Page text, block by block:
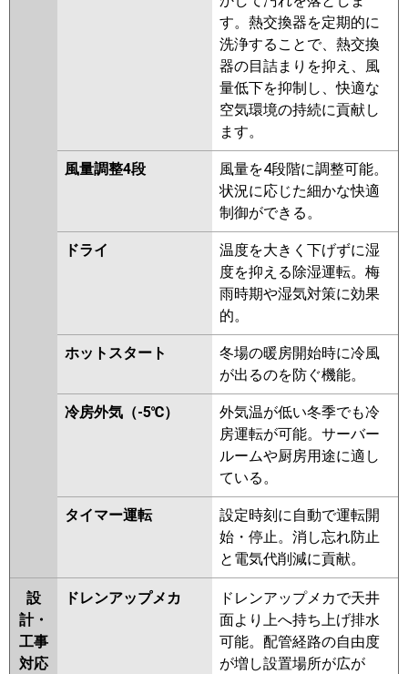
AP280GHW8-kobe RCB-
AP280GHW8 RCB-AP280GHW7-
RCB-AP280GHW7
FDRZ2805HD5SA-ca
FDRZ2805HD5SA-sil
PA-P280F7GVB
PA-P280F7GV PA-P280F7GVN
PA-P280F6GVB PA-P280F6GVNB
す。熱交換器を定期的に
洗浄することで、熱交換
器の目詰まりを抑え、風
量低下を抑制し、快適な
空気環境の持続に貢献し
ます。
風量調整4段
風量を4段階に調整可能。
状況に応じた細かな快適
制御ができる。
ドライ
温度を大きく下げずに湿
度を抑える除湿運転。梅
雨時期や湿気対策に効果
的。
ホットスタート
冬場の暖房開始時に冷風
が出るのを防ぐ機能。
冷房外気（-5℃）
外気温が低い冬季でも冷
房運転が可能。サーバー
ルームや厨房用途に適し
ている。
タイマー運転
設定時刻に自動で運転開
始・停止。消し忘れ防止
と電気代削減に貢献。
設
計・
工事
対応
ドレンアップメカ
ドレンアップメカで天井
面より上へ持ち上げ排水
可能。配管経路の自由度
が増し設置場所が広が